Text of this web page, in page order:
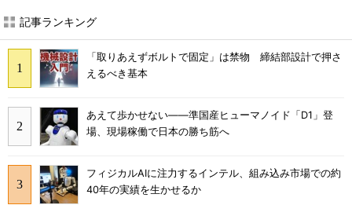
記事ランキング
「取りあえずボルトで固定」は禁物 締結部設計で押さ
えるべき基本
あえて歩かせない――準国産ヒューマノイド「D1」登
場、現場稼働で日本の勝ち筋へ
フィジカルAIに注力するインテル、組み込み市場での約
40年の実績を生かせるか